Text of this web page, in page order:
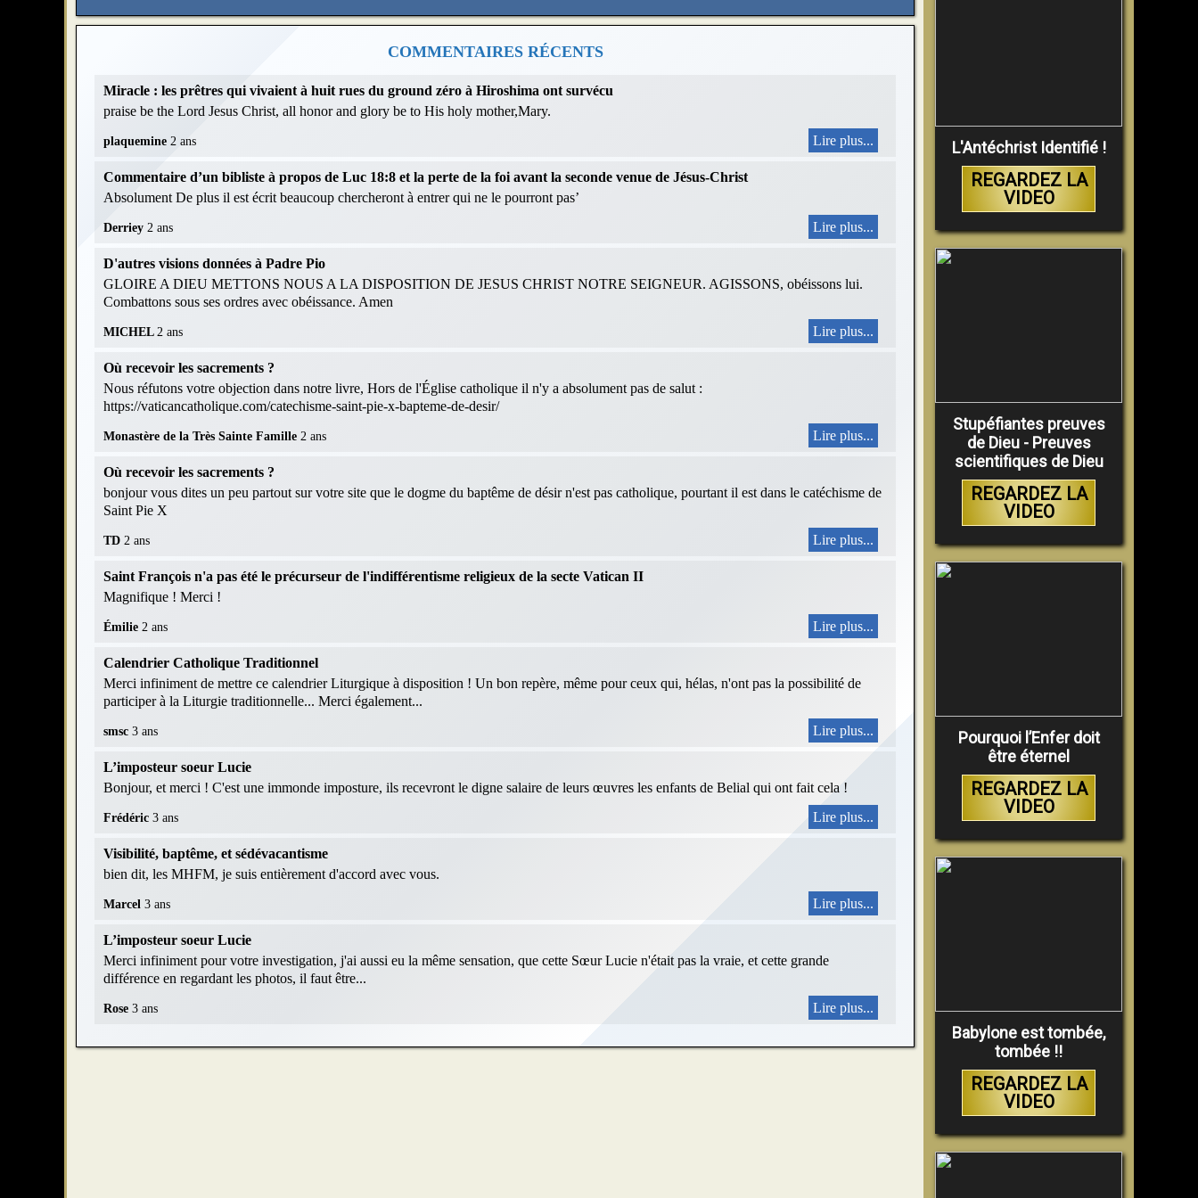
COMMENTAIRES RÉCENTS
Miracle : les prêtres qui vivaient à huit rues du ground zéro à Hiroshima ont survécu
praise be the Lord Jesus Christ, all honor and glory be to His holy mother,Mary.
plaquemine 2 ans Lire plus...
Commentaire d’un bibliste à propos de Luc 18:8 et la perte de la foi avant la seconde venue de Jésus-Christ
Absolument De plus il est écrit beaucoup chercheront à entrer qui ne le pourront pas’
Derriey 2 ans Lire plus...
D'autres visions données à Padre Pio
GLOIRE A DIEU METTONS NOUS A LA DISPOSITION DE JESUS CHRIST NOTRE SEIGNEUR. AGISSONS, obéissons lui.
Combattons sous ses ordres avec obéissance. Amen
MICHEL 2 ans Lire plus...
Où recevoir les sacrements ?
Nous réfutons votre objection dans notre livre, Hors de l'Église catholique il n'y a absolument pas de salut :
https://vaticancatholique.com/catechisme-saint-pie-x-bapteme-de-desir/
Monastère de la Très Sainte Famille 2 ans Lire plus...
Où recevoir les sacrements ?
bonjour vous dites un peu partout sur votre site que le dogme du baptême de désir n'est pas catholique, pourtant il est dans le catéchisme de
Saint Pie X
TD 2 ans Lire plus...
Saint François n'a pas été le précurseur de l'indifférentisme religieux de la secte Vatican II
Magnifique ! Merci !
Émilie 2 ans Lire plus...
Calendrier Catholique Traditionnel
Merci infiniment de mettre ce calendrier Liturgique à disposition ! Un bon repère, même pour ceux qui, hélas, n'ont pas la possibilité de
participer à la Liturgie traditionnelle... Merci également...
smsc 3 ans Lire plus...
L’imposteur soeur Lucie
Bonjour, et merci ! C'est une immonde imposture, ils recevront le digne salaire de leurs œuvres les enfants de Belial qui ont fait cela !
Frédéric 3 ans Lire plus...
Visibilité, baptême, et sédévacantisme
bien dit, les MHFM, je suis entièrement d'accord avec vous.
Marcel 3 ans Lire plus...
L’imposteur soeur Lucie
Merci infiniment pour votre investigation, j'ai aussi eu la même sensation, que cette Sœur Lucie n'était pas la vraie, et cette grande
différence en regardant les photos, il faut être...
Rose 3 ans Lire plus...
L'Antéchrist Identifié !
REGARDEZ LA
VIDEO
Stupéfiantes preuves
de Dieu - Preuves
scientifiques de Dieu
REGARDEZ LA
VIDEO
Pourquoi l’Enfer doit
être éternel
REGARDEZ LA
VIDEO
Babylone est tombée,
tombée !!
REGARDEZ LA
VIDEO